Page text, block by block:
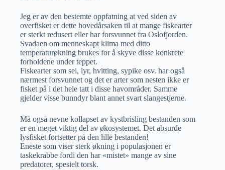
Jeg er av den bestemte oppfatning at ved siden av
overfisket er dette hovedårsaken til at mange fiskearter
er sterkt redusert eller har forsvunnet fra Oslofjorden.
Svadaen om menneskapt klima med ditto
temperaturøkning brukes for å skyve disse konkrete
forholdene under teppet.
Fiskearter som sei, lyr, hvitting, sypike osv. har også
nærmest forsvunnet og det er arter som nesten ikke er
fisket på i det hele tatt i disse havområder. Samme
gjelder visse bunndyr blant annet svart slangestjerne.
Må også nevne kollapset av kystbrisling bestanden som
er en meget viktig del av økosystemet. Det absurde
lysfisket fortsetter på den lille bestanden!
Eneste som viser sterk økning i populasjonen er
taskekrabbe fordi den har «mistet» mange av sine
predatorer, spesielt torsk.